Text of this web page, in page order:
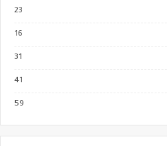
23
16
31
41
59